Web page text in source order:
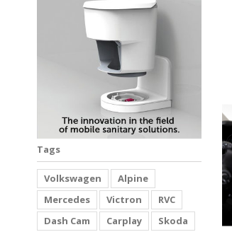
Tags
Volkswagen
Alpine
Mercedes
Victron
RVC
Dash Cam
Carplay
Skoda